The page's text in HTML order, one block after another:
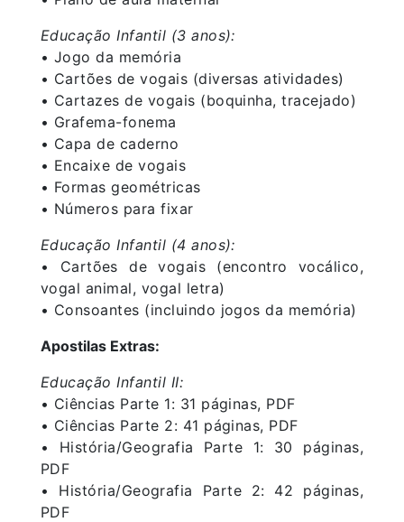
Educação Infantil (3 anos):
• Jogo da memória
• Cartões de vogais (diversas atividades)
• Cartazes de vogais (boquinha, tracejado)
• Grafema-fonema
• Capa de caderno
• Encaixe de vogais
• Formas geométricas
• Números para fixar
Educação Infantil (4 anos):
• Cartões de vogais (encontro vocálico,
vogal animal, vogal letra)
• Consoantes (incluindo jogos da memória)
Apostilas Extras:
Educação Infantil II:
• Ciências Parte 1: 31 páginas, PDF
• Ciências Parte 2: 41 páginas, PDF
• História/Geografia Parte 1: 30 páginas,
PDF
• História/Geografia Parte 2: 42 páginas,
PDF